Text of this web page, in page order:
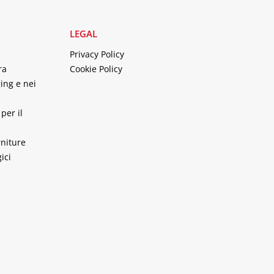
e nei
il
LEGAL
Privacy Policy
Cookie Policy